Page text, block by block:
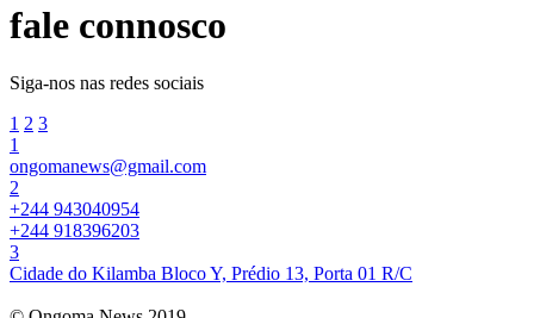
fale connosco
Siga-nos nas redes sociais
1 2 3
1
ongomanews@gmail.com
2
+244 943040954
+244 918396203
3
Cidade do Kilamba Bloco Y, Prédio 13, Porta 01 R/C